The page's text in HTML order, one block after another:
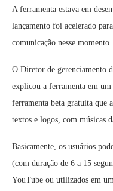
A ferramenta estava em
lançamento foi acelerado
comunicação nesse momento.
O Diretor de gerenciamento
explicou a ferramenta em um
ferramenta beta gratuita que
textos e logos, com músicas
Basicamente, os usuários
(com duração de 6 a 15
YouTube ou utilizados em